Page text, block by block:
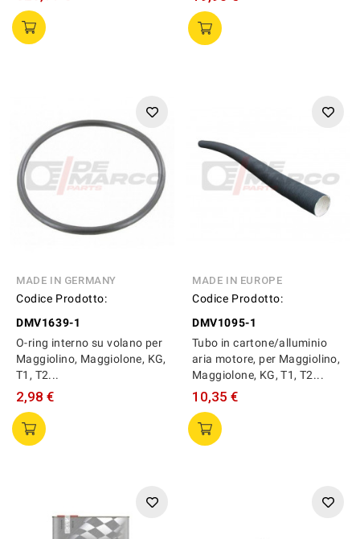
MADE IN GERMANY
Codice Prodotto:
DMV1639-1
O-ring interno su volano per
Maggiolino, Maggiolone, KG,
T1, T2...
2,98 €
MADE IN EUROPE
Codice Prodotto:
DMV1095-1
Tubo in cartone/alluminio
aria motore, per Maggiolino,
Maggiolone, KG, T1, T2...
10,35 €